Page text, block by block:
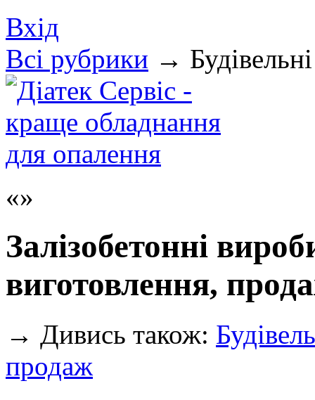
Вхід
Всi рубрики →
Залізобетонні
виготовлення,
→ Дивись також:
продаж